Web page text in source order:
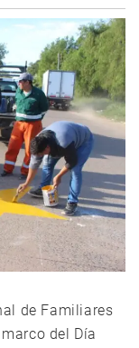
de Familiares
del Día